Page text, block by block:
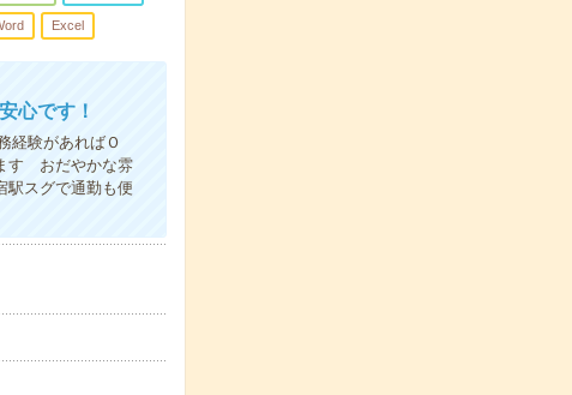
Excel
心です！
経験があればＯ
す おだやかな雰
スグで通勤も便